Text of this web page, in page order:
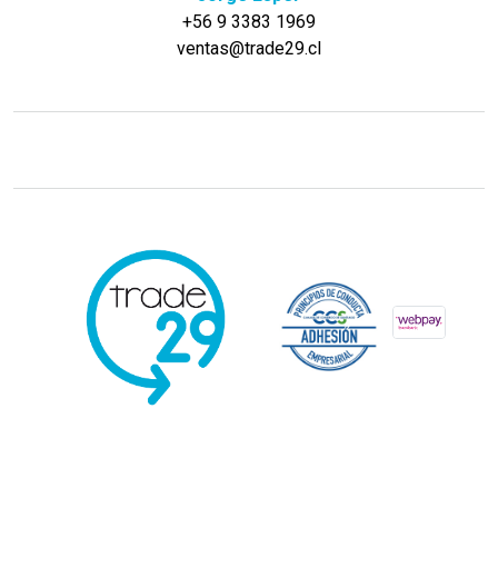
+56 9 3383 1969
ventas@trade29.cl